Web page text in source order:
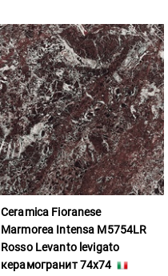
Ceramica Fioranese
Marmorea Intensa M5754LR
Rosso Levanto levigato
керамогранит 74x74